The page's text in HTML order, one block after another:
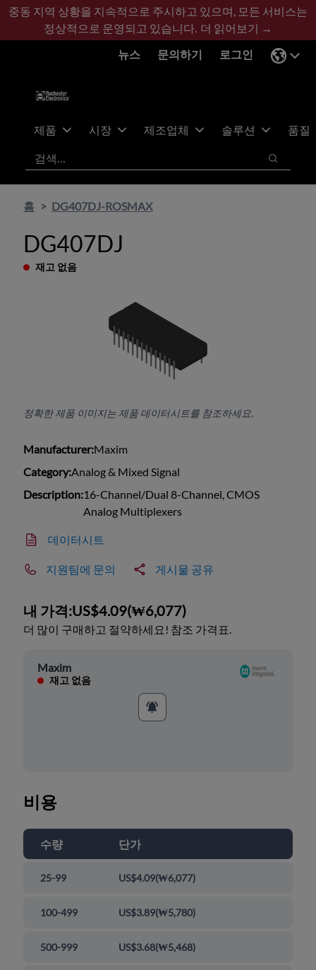
기
콘
바
글
중동 지역 상황을 지속적으로 주시하고 있으며, 모든 서비스는
정상적으로 운영되고 있습니다. 더 읽어보기 →
뉴스
문의하기 로그인
제품 시장 제조업체 솔루션
품질
검색
검색
홈 DG407DJ-ROSMAX
DG407DJ
재고 없음
정확한 제품 이미지는 제품 데이터시트를 참조하세요.
Manufacturer:Maxim
Category:Analog & Mixed Signal
Description:16-Channel/Dual 8-Channel, CMOS
Analog Multiplexers
데이터시트
지원팀에 문의 게시물 공유
내 가격:US$4.09(₩6,077)
더 많이 구매하고 절약하세요! 참조 가격표.
Maxim
재고 없음
비용
수량 단가
25-99 US$4.09(₩6,077)
100-499 US$3.89(₩5,780)
500-999 US$3.68(₩5,468)